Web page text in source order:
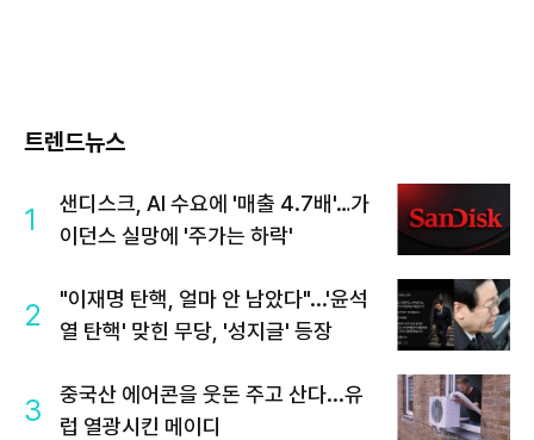
트렌드뉴스
1
샌디스크, AI 수요에 '매출 4.7배'…가
이던스 실망에 '주가는 하락'
2
"이재명 탄핵, 얼마 안 남았다"...'윤석
열 탄핵' 맞힌 무당, '성지글' 등장
3
중국산 에어콘을 웃돈 주고 산다...유
럽 열광시킨 메이디